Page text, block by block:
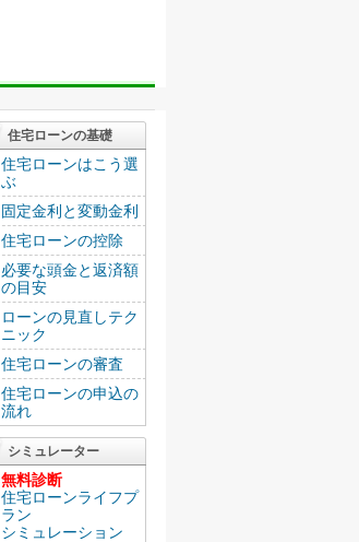
住宅ローンの基礎
住宅ローンはこう選
ぶ
固定金利と変動金利
住宅ローンの控除
必要な頭金と返済額
の目安
ローンの見直しテク
ニック
住宅ローンの審査
住宅ローンの申込の
流れ
シミュレーター
無料診断
住宅ローンライフプ
ラン
シミュレーション